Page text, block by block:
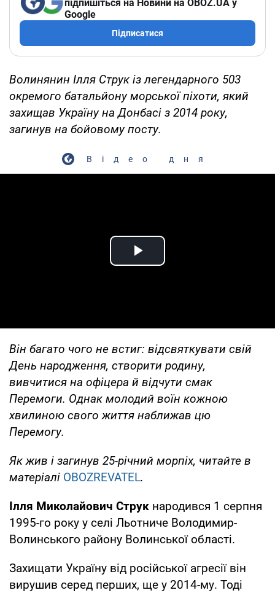
підпишіться на Новини на OBOZ.UA у
Google
Підписатися
Волинянин Ілля Струк із легендарного 503
окремого батальйону морської піхоти, який
захищав Україну на Донбасі з 2014 року,
загинув на бойовому посту.
Відео дня
Play Video
Він багато чого не встиг: відсвяткувати свій
День народження, створити родину,
вивчитися на офіцера й відчути смак
Перемоги. Однак молодий воїн кожною
хвилиною свого життя наближав цю
Перемогу.
Як жив і загинув 25-річний морпіх, читайте в
матеріалі OBOZREVATEL.
Ілля Миколайович Струк народився 1 серпня
1995-го року у селі Льотниче Володимир-
Волинського району Волинської області.
Захищати Україну від російської агресії він
вирушив серед перших, ще у 2014-му. Тоді